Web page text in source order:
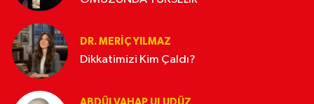
DR. MERIÇ YILMAZ
Dikkatimizi Kim Çaldı?